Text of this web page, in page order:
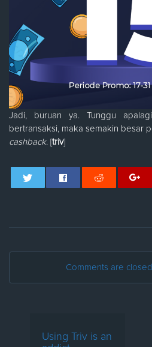
Jadi, buruan ya. Tunggu
bertransaksi, maka semakin besar
cashback. [triv]
Comments are
Using Triv is an